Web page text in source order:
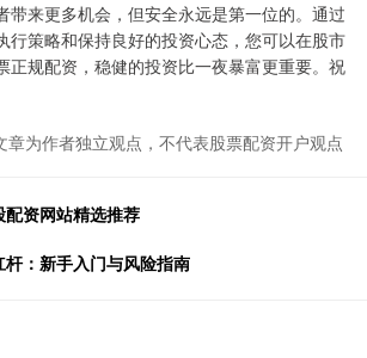
带来更多机会，但安全永远是第一位的。通过
行策略和保持良好的投资心态，您可以在股市
正规配资，稳健的投资比一夜暴富更重要。祝
章为作者独立观点，不代表股票配资开户观点
配资网站精选推荐
杆：新手入门与风险指南